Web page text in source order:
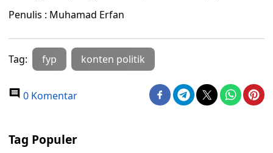
Penulis : Muhamad Erfan
Tag: fyp konten politik
0 Komentar
Tag Populer